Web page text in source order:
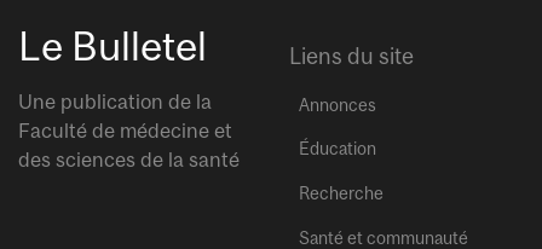
Le Bulletel
Une publication de la
Faculté de médecine et
des sciences de la santé
Liens du site
Annonces
Éducation
Recherche
Santé et communauté